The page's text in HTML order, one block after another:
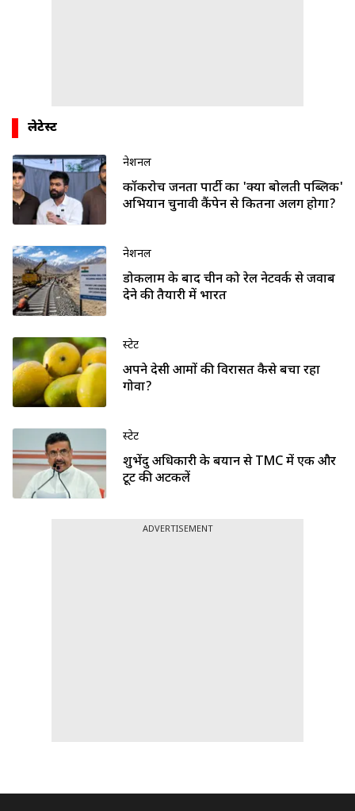
लेटेस्ट
नेशनल
कॉकरोच जनता पार्टी का 'क्या बोलती पब्लिक'
अभियान चुनावी कैंपेन से कितना अलग होगा?
नेशनल
डोकलाम के बाद चीन को रेल नेटवर्क से जवाब
देने की तैयारी में भारत
स्टेट
अपने देसी आमों की विरासत कैसे बचा रहा
गोवा?
स्टेट
शुभेंदु अधिकारी के बयान से TMC में एक और
टूट की अटकलें
ADVERTISEMENT